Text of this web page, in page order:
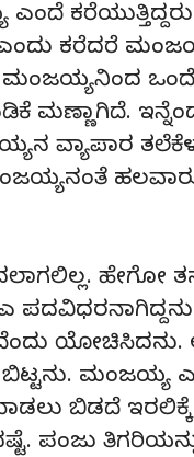
ಕರೆದರೆ ಮಂಜಯ್ಯ
ಒಂದೆ
ಮಣ್ಣಾಗಿದೆ.
ವ್ಯಾಪಾರ
ಹೇಗೋ
ಬಿಟ್ಟನು. ಮಂಜಯ್ಯ
ಬಿಡದೆ ಇರಲಿಕ್ಕೆ
ತಿಗರಿಯನ್ನು